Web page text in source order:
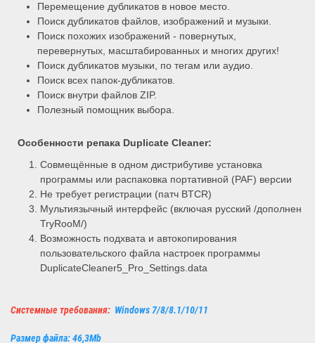
Перемещение дубликатов в новое место.
Поиск дубликатов файлов, изображений и музыки.
Поиск похожих изображений - повернутых,
перевернутых, масштабированных и многих других!
Поиск дубликатов музыки, по тегам или аудио.
Поиск всех папок-дубликатов.
Поиск внутри файлов ZIP.
Полезный помощник выбора.
Особенности репака Duplicate Cleaner:
Совмещённые в одном дистрибутиве установка
программы или распаковка портативной (PAF) версии
Не требует регистрации (патч BTCR)
Мультиязычный интерфейс (включая русский /дополнен
TryRooM/)
Возможность подхвата и автокопирования
пользовательского файла настроек программы
DuplicateCleaner5_Pro_Settings.data
Системные требования: Windows 7/8/8.1/10/11
Размер файла: 46,3Mb